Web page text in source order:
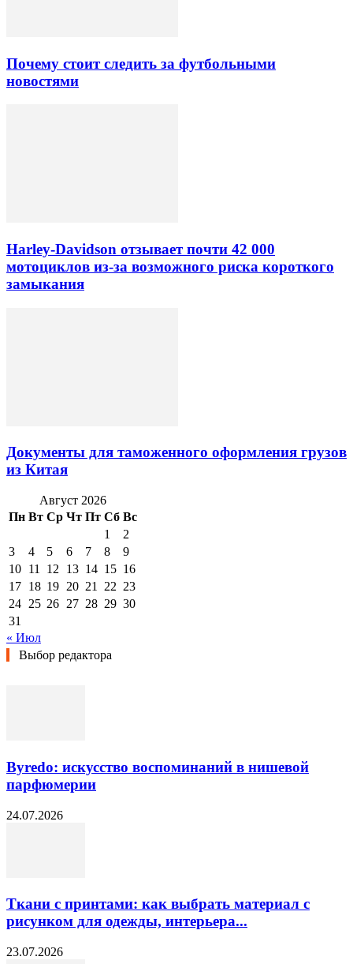
Почему стоит следить за футбольными
новостями
Harley-Davidson отзывает почти 42 000
мотоциклов из-за возможного риска короткого
замыкания
Документы для таможенного оформления грузов
из Китая
Август 2026
Пн Вт Ср Чт Пт Сб Вс
1
2
3
4 5 6 7 8
9
10 11 12 13 14 15 16
17 18 19 20 21 22 23
24 25 26 27 28 29 30
31
« Июл
Выбор редактора
Byredo: искусство воспоминаний в нишевой
парфюмерии
24.07.2026
Ткани с принтами: как выбрать материал с
рисунком для одежды, интерьера...
23.07.2026